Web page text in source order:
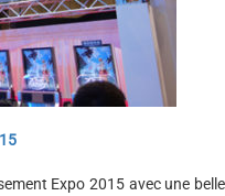
Expo 2015 avec une belle